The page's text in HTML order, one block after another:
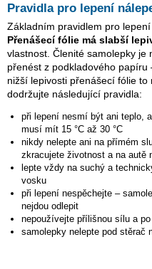
Pravidla pro lepení
Základním pravidlem pro
Přenášecí fólie má slabší
vlastnost. Členité samolepky je
přenést z podkladového
nižší lepivosti přenášecí fólie
dodržujte následující pravidla:
při lepení nesmí být ani teplo,
musí mít 15 °C až 30 °C
nikdy nelepte ani na přímém
zkracujete životnost a na autě
lepte vždy na suchý a
vosku
při lepení nespěchejte –
nejdou odlepit
nepoužívejte přílišnou sílu a
samolepky nelepte pod stěrač